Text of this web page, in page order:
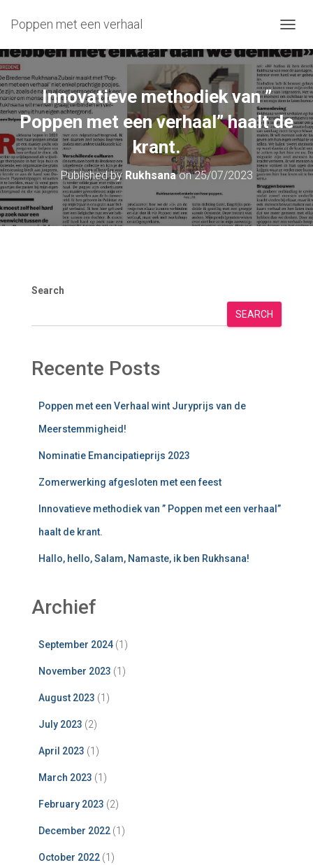
Poppen met een verhaal
O
G
L
E
N
A
V
I
G
T
I
O
Innovatieve methodiek van ”
Poppen met een verhaal” haalt de
krant.
Published by Rukhsanaon25/07/2023
Search
SEARCH
Recente Posts
Poppen met een Verhaal wint Juryprijs van de
Meerstemmigheid!
Nominatie Emancipatieprijs 2023
Zomerwerking afgesloten met een feest
Innovatieve methodiek van ” Poppen met een verhaal”
haalt de krant.
Hallo, hello, Salam, Namaste, ik ben Rukhsana!
Archief
September 2024 (1)
November 2023 (1)
August 2023 (1)
July 2023 (2)
April 2023 (1)
March 2023 (1)
February 2023 (2)
December 2022 (1)
October 2022 (1)